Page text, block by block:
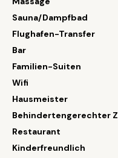
Sauna/Dampfbad
Flughafen-Transfer
Bar
Familien-Suiten
Wifi
Hausmeister
Behindertengerechter
Restaurant
Kinderfreundlich